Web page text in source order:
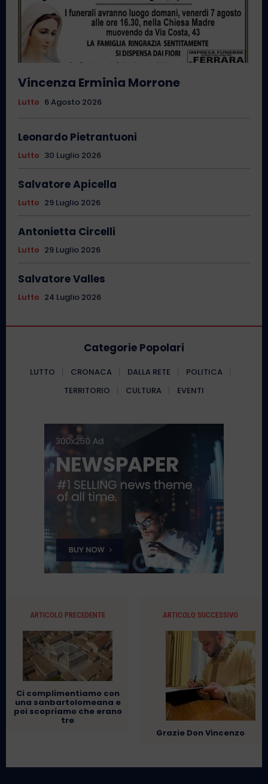
Vincenza Erminia Morrone
Lutto 6 Agosto 2026
Leonardo Pietrantuoni
Lutto 30 Luglio 2026
Salvatore Apicella
Lutto 29 Luglio 2026
Antonietta Circelli
Lutto 29 Luglio 2026
Salvatore Valles
Lutto 24 Luglio 2026
Categorie Popolari
LUTTO CRONACA DALLA RETE
POLITICA
TERRITORIO
CULTURA EVENTI
ARTICOLO PRECEDENTE
Ci complimentiamo con
una sanbartolomeana e
poi scopriamo che erano
tre
ARTICOLO SUCCESSIVO
Grazie Don Vincenzo